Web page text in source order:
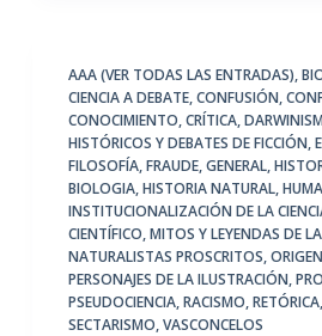
AAA (VER TODAS LAS ENTRADAS),
CIENCIA A DEBATE,CONFUSIÓN,
CONOCIMIENTO,CRÍTICA,
HISTÓRICOS Y DEBATES DE FICCIÓN,
FILOSOFÍA,FRAUDE,GENERAL,
BIOLOGIA,HISTORIA NATURAL,
INSTITUCIONALIZACIÓN DE LA
CIENTÍFICO,MITOS Y LEYENDAS DE
NATURALISTAS PROSCRITOS,
PERSONAJES DE LA ILUSTRACIÓN,
PSEUDOCIENCIA,RACISMO,RETÓRICA,
SECTARISMO,VASCONCELOS